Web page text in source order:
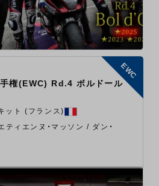
権(EWC) Rd.4 ボルドール
ット (フランス)
ティエンヌ・マッソン / ダン・
EWC